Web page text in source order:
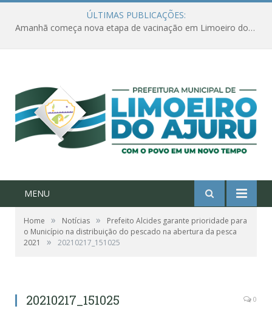
ÚLTIMAS PUBLICAÇÕES:
Amanhã começa nova etapa de vacinação em Limoeiro do Ajuru para idosos com 65 ou mais
MENU
Home » Notícias »
Prefeito Alcides garante prioridade para
o Município na distribuição do pescado na abertura da pesca
2021
» 20210217_151025
20210217_151025 0